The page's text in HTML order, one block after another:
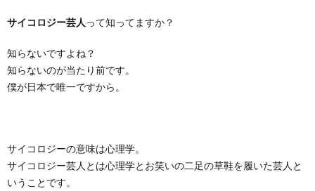
サイコロジー芸人 って知ってますか？
知らないですよね？
知らないのが当たり前です。
僕が日本で唯一ですから。
サイコロジーの意味は心理学。
サイコロジー芸人とは心理学とお笑いの二足の草鞋を履いた芸人と
いうことです。